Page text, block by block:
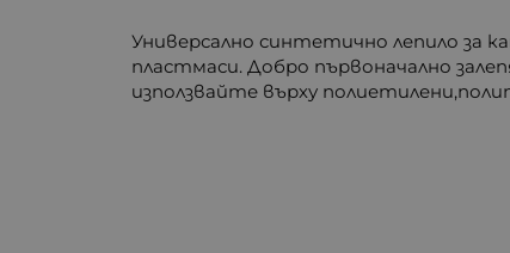
Универсално синтетично лепило за
пластмаси. Добро първоначално
използвайте върху